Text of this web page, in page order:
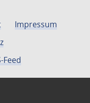
Impressum
Feed